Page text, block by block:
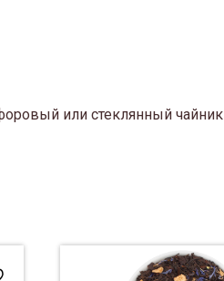
или стеклянный чайник